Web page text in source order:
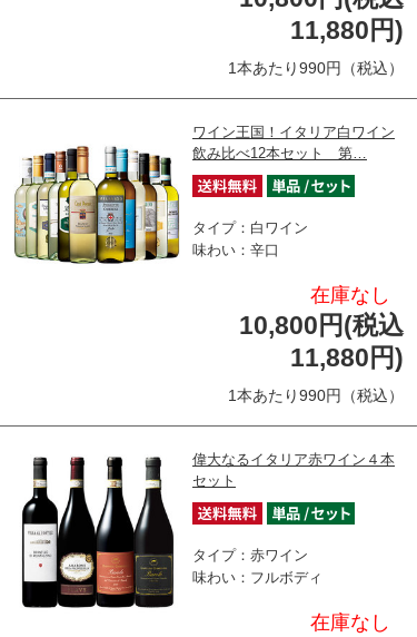
11,880円)
1本あたり990円（税込）
ワイン王国！イタリア白ワイン
飲み比べ12本セット 第…
タイプ：白ワイン
味わい：辛口
在庫なし
10,800円(税込
11,880円)
1本あたり990円（税込）
偉大なるイタリア赤ワイン４本
セット
タイプ：赤ワイン
味わい：フルボディ
在庫なし